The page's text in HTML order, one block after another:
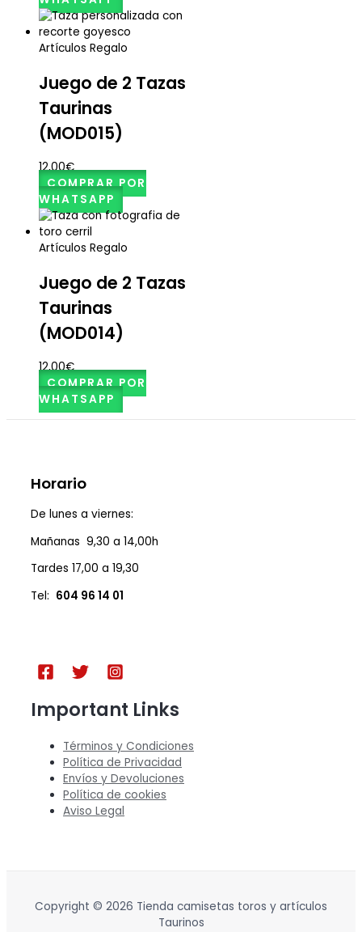
Artículos Regalo
Juego de 2 Tazas
Taurinas
(MOD015)
12,00€
COMPRAR POR
WHATSAPP
Artículos Regalo
Juego de 2 Tazas
Taurinas
(MOD014)
12,00€
COMPRAR POR
WHATSAPP
Horario
De lunes a viernes:
Mañanas 9,30 a 14,00h
Tardes 17,00 a 19,30
Tel: 604 96 14 01
Important Links
Términos y Condiciones
Política de Privacidad
Envíos y Devoluciones
Política de cookies
Aviso Legal
Copyright © 2026 Tienda camisetas toros y artículos
Taurinos